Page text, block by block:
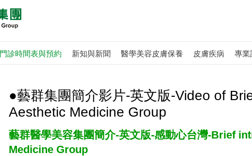
門診時間表與預約 新知與新聞 醫學美容皮膚保養 皮膚疾病 專業
●藝群集團簡介影片-英文版-Video of
Aesthetic Medicine Group
藝群醫學美容集團簡介-英文版-感動心台灣-Brief
Medicine Group